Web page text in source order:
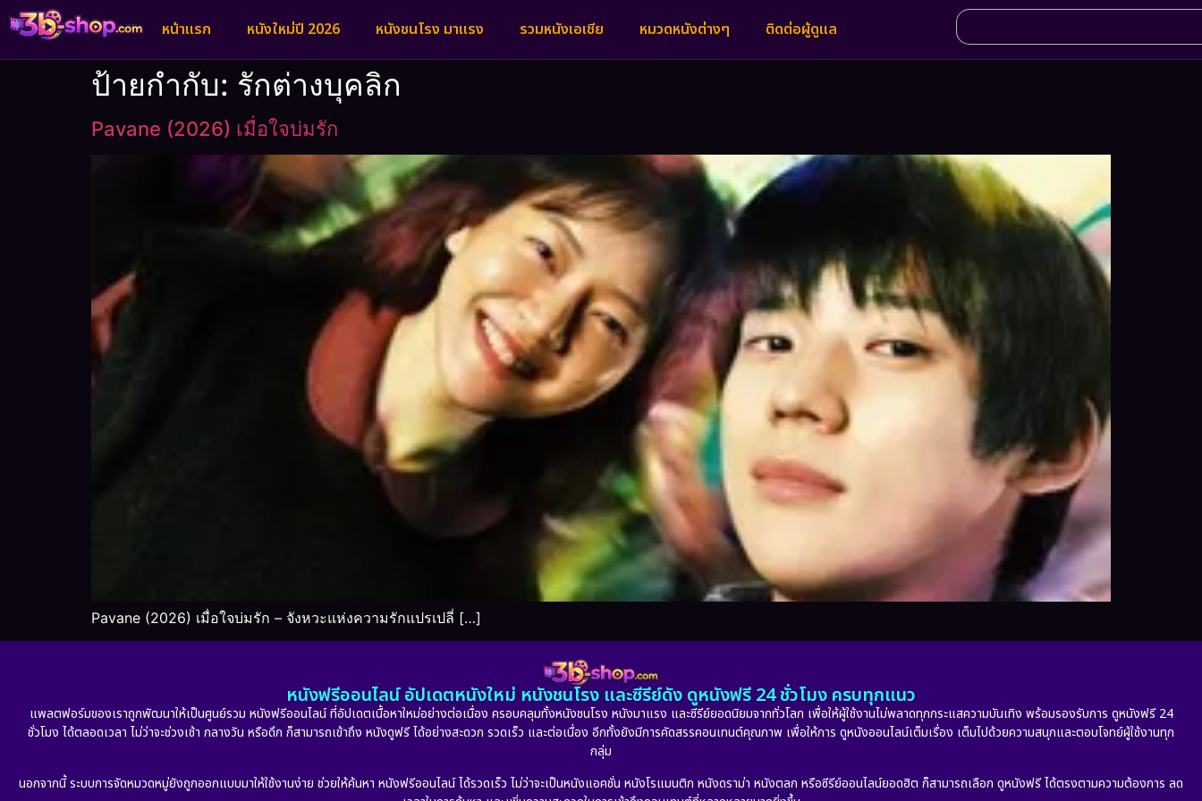
หน้าแรก หนังใหม่ปี 2026 หนังชนโรง มาแรง รวมหนังเอเชีย หมวดหนังต่างๆ ติดต่อผู้ดูแล
ป้ายกำกับ: รักต่างบุคลิก
Pavane (2026) เมื่อใจบ่มรัก
Pavane (2026) เมื่อใจบ่มรัก – จังหวะแห่งความรักแปรเปลี่ […]
หนังฟรีออนไลน์ อัปเดตหนังใหม่ หนังชนโรง และซีรีย์ดัง ดูหนังฟรี 24 ชั่วโมง ครบทุกแนว
แพลตฟอร์มของเราถูกพัฒนาให้เป็นศูนย์รวม หนังฟรีออนไลน์ ที่อัปเดตเนื้อหาใหม่อย่างต่อเนื่อง ครอบคลุมทั้งหนังชนโรง หนังมาแรง และซีรีย์ยอดนิยมจากทั่วโลก เพื่อให้ผู้ใช้งานไม่พลาดทุกกระแสความบันเทิง พร้อมรองรับการ ดูหนังฟรี 24
ชั่วโมง ได้ตลอดเวลา ไม่ว่าจะช่วงเช้า กลางวัน หรือดึก ก็สามารถเข้าถึง หนังดูฟรี ได้อย่างสะดวก รวดเร็ว และต่อเนื่อง อีกทั้งยังมีการคัดสรรคอนเทนต์คุณภาพ เพื่อให้การ ดูหนังออนไลน์เต็มเรื่อง เต็มไปด้วยความสนุกและตอบโจทย์ผู้ใช้งานทุก
กลุ่ม
นอกจากนี้ ระบบการจัดหมวดหมู่ยังถูกออกแบบมาให้ใช้งานง่าย ช่วยให้ค้นหา หนังฟรีออนไลน์ ได้รวดเร็ว ไม่ว่าจะเป็นหนังแอคชั่น หนังโรแมนติก หนังดราม่า หนังตลก หรือซีรีย์ออนไลน์ยอดฮิต ก็สามารถเลือก ดูหนังฟรี ได้ตรงตามความต้องการ ลด